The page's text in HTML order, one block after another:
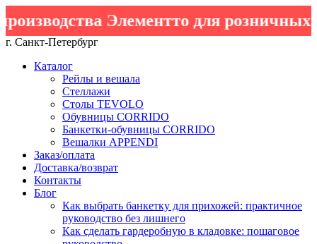
Элементто для розничных
г. Санкт-Петербург
Каталог
Рейлы и вешала
Стеллажи
Столы TEVOLO
Обувницы CORRIDO
Банкетки-обувницы CORRIDO
Вешалки APPENDI
Заказ/оплата
Доставка/возврат
Контакты
Блог
Как выбрать банкетку для прихожей: практичное
руководство без лишнего
Как сделать гардеробную в кладовке: пошаговое